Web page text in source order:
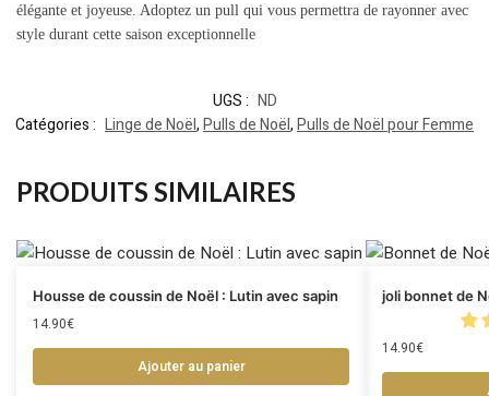
élégante et joyeuse. Adoptez un pull qui vous permettra de rayonner avec
style durant cette saison exceptionnelle
UGS : ND
Catégories : Linge de Noël,Pulls de Noël,Pulls de Noël pour Femme
PRODUITS SIMILAIRES
Housse de coussin de Noël : Lutin avec sapin
14.90€
Ajouter au panier
joli bonnet de
14.90€